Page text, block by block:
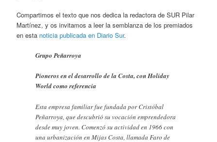
Compartimos el texto que nos dedica la redactora de SUR Pilar
Martínez, y os invitamos a leer la semblanza de los premiados
en esta noticia publicada en Diario Sur.
Grupo Peñarroya
Pioneros en el desarrollo de la Costa, con Holiday
World como referencia
Esta empresa familiar fue fundada por Cristóbal
Peñarroya, que descubrió su vocación emprendedora
desde muy joven. Comenzó su actividad en 1966 con
una urbanización en Mijas Costa, llamada Faro de